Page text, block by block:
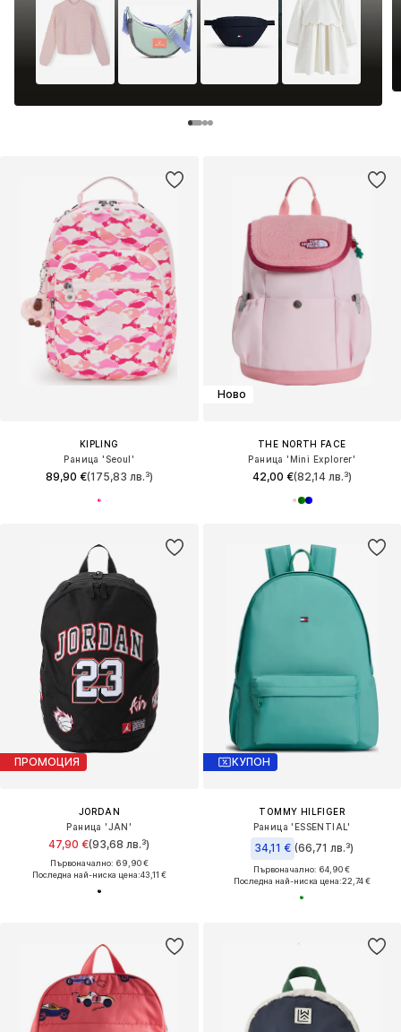
KIPLING
Раница 'Seoul'
89,90 €(175,83 лв.³)
Ново
THE NORTH FACE
Раница 'Mini Explorer'
42,00 €(82,14 лв.³)
ПРОМОЦИЯ
JORDAN
Раница 'JAN'
47,90 €(93,68 лв.³)
Първоначално: 69,90 €
Последна най-ниска цена:43,11 €
КУПОН
TOMMY HILFIGER
Раница 'ESSENTIAL'
34,11 € (66,71 лв.³)
Първоначално: 64,90 €
Последна най-ниска цена:22,74 €